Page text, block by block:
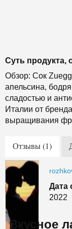
Суть продукта,
Обзор: Сок
апельсина,
сладостью и
Италии от
выращивания
Отзывы (1)
Дата
2022
Вкусное